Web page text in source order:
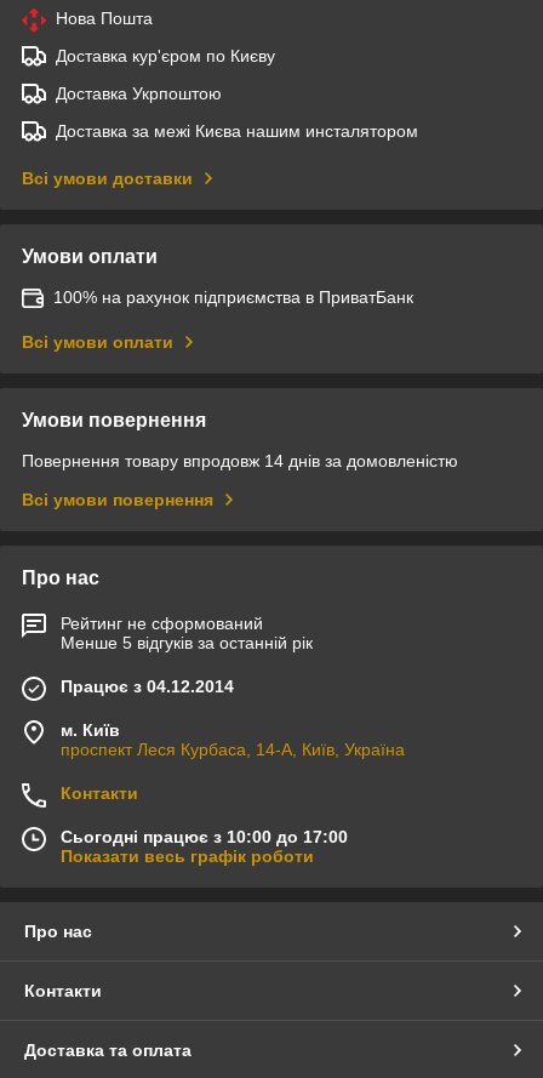
Нова Пошта
Доставка кур'єром по Києву
Доставка Укрпоштою
Доставка за межі Києва нашим инсталятором
Всі умови доставки
Умови оплати
100% на рахунок підприємства в ПриватБанк
Всі умови оплати
Умови повернення
Повернення товару впродовж 14 днів за домовленістю
Всі умови повернення
Про нас
Рейтинг не сформований
Менше 5 відгуків за останній рік
Працює з 04.12.2014
м. Київ
проспект Леся Курбаса, 14-А, Київ, Україна
Контакти
Сьогодні працює з 10:00 до 17:00
Показати весь графік роботи
Про нас
Контакти
Доставка та оплата